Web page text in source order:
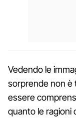
Vedendo le
sorprende non è
essere
quanto le ragioni